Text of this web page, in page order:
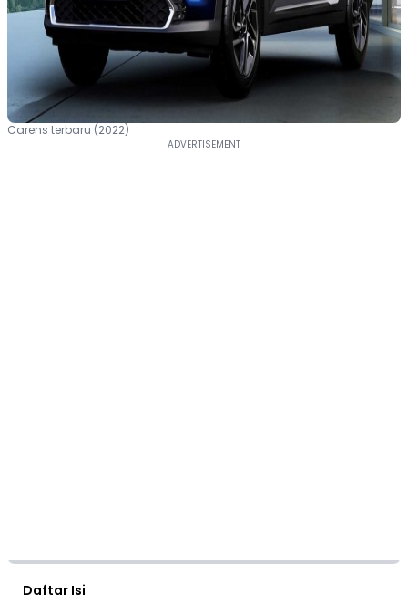
Carens terbaru (2022)
Daftar Isi